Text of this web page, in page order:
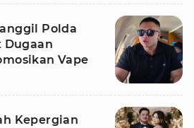
Polda
Dugaan
Vape
Kepergian